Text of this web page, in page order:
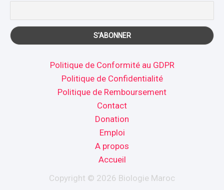
Politique de Conformité au GDPR
Politique de Confidentialité
Politique de Remboursement
Contact
Donation
Emploi
A propos
Accueil
Copyright © 2026 Biologie Maroc